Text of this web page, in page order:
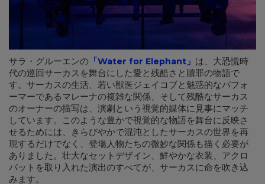
サラ・グルーエンの 「Water for Elephant 」 は、大恐慌時
代の巡回サーカスを舞台にした愛と残酷さと贖罪の物語で
す。サーカスの生活、若い獣医ジェイコブと魅惑的なパフォ
ーマーであるマレーナの複雑な関係、そして残酷なサーカス
のオーナーの描写は、演劇という視覚的媒体に見事にマッチ
しています。このような豊かで視覚的な物語を舞台に反映さ
せるためには、きらびやかで混沌としたサーカスの世界を再
現するだけでなく、登場人物たちの微妙な関係も描く必要が
ありました。壮大なセットデザイン、鮮やかな衣装、アクロ
バットを取り入れた演出のすべてが、サーカスに命を吹き込
みます。